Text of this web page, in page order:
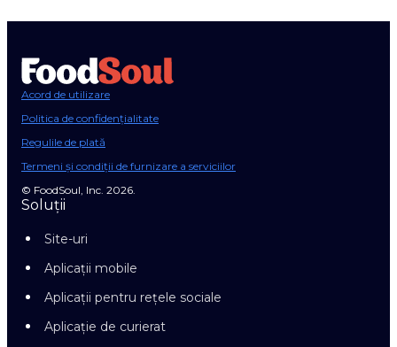
Acord de utilizare
Politica de confidențialitate
Regulile de plată
Termeni și condiții de furnizare a serviciilor
© FoodSoul, Inc. 2026.
Soluții
Site-uri
Aplicații mobile
Aplicații pentru rețele sociale
Aplicație de curierat